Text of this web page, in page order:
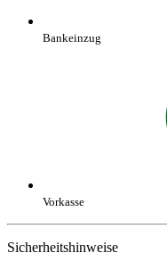
Bankeinzug
Vorkasse
Sicherheitshinweise